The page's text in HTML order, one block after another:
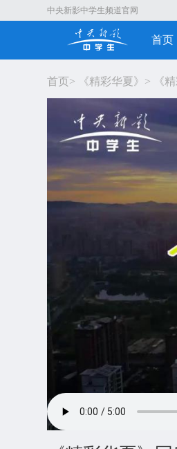
中央新影中学生频道官网
首页
首页> 《精彩华夏》 > 《